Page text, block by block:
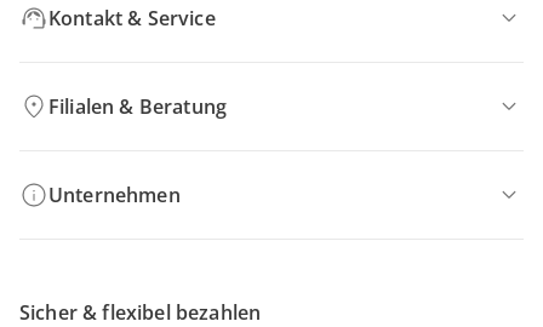
Kontakt & Service
Filialen & Beratung
Unternehmen
Sicher & flexibel bezahlen